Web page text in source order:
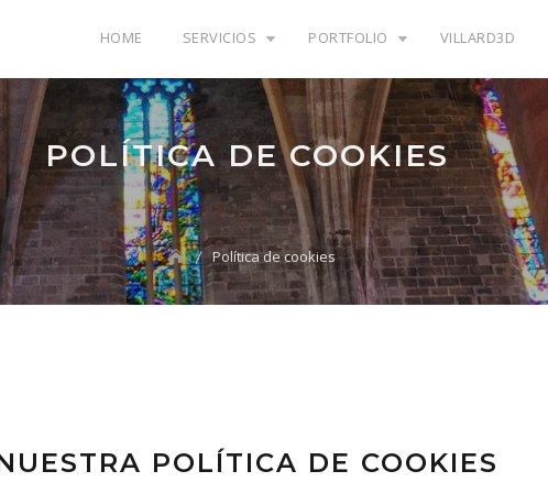
HOME SERVICIOS PORTFOLIO VILLARD3D
POLÍTICA DE COOKIES
Política de cookies
POLÍTICA DE COOKIES